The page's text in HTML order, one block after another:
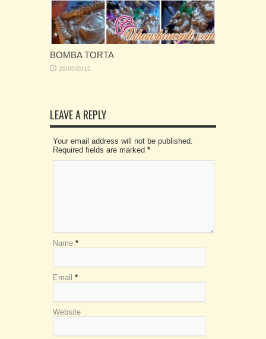
BOMBA TORTA
29/05/2015
LEAVE A REPLY
Your email address will not be published.
Required fields are marked *
Name *
Email *
Website